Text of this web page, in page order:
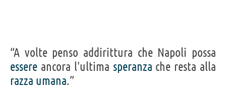
“A volte penso addirittura che Napoli possa
essere ancora l'ultima speranza che resta alla
razza umana.”